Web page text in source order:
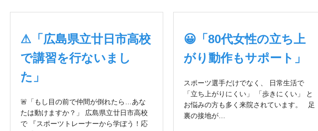
⚠「広島県立廿日市高校
で講習を行ないまし
た」
🚨「もし目の前で仲間が倒れたら…あな
たは動けますか？」 広島県立廿日市高校
で 『スポーツトレーナーから学ぼう！応
😀「80代女性の立ち上
がり動作もサポート」
スポーツ選手だけでなく、 日常生活で
「立ち上がりにくい」 「歩きにくい」 と
お悩みの方も多く来院されています。 足
裏の接地が…